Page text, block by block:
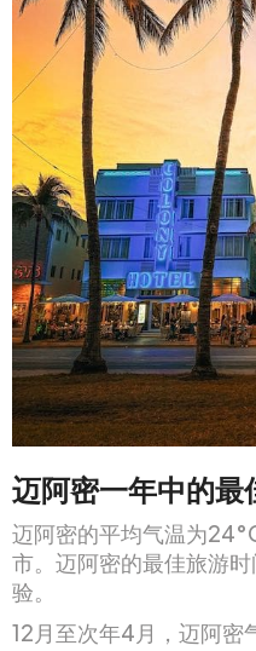
迈阿密一年中的最
迈阿密的平均气温为
市。迈阿密的最佳旅游
验。
12月至次年4月，迈阿密